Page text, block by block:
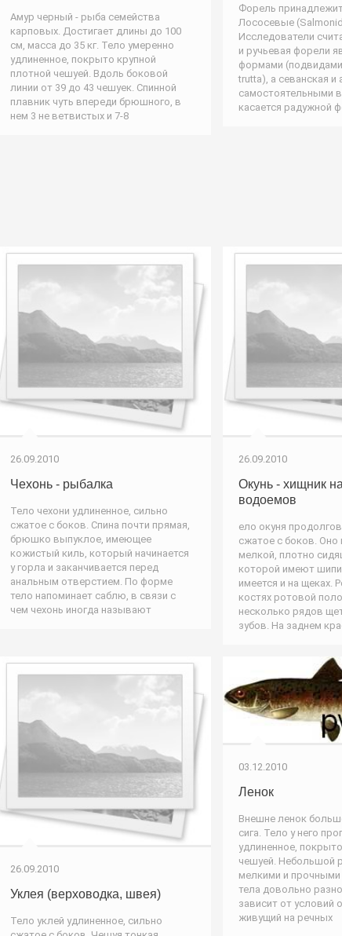
Амур черный - рыба семейства
карповых. Достигает длины до 100
см, масса до 35 кг. Тело умеренно
удлиненное, покрыто крупной
плотной чешуей. Вдоль боковой
линии от 39 до 43 чешуек. Спинной
плавник чуть впереди брюшного, в
нем 3 не ветвистых и 7-8
Форель
Лососевые
Исследователи
и ручьевая форели
формами
trutta), а севанская и
самостоятельными
касается радужной
26.09.2010
Чехонь - рыбалка
Тело чехони удлиненное, сильно
сжатое с боков. Спина почти прямая,
брюшко выпуклое, имеющее
кожистый киль, который начинается
у горла и заканчивается перед
анальным отверстием. По форме
тело напоминает саблю, в связи с
чем чехонь иногда называют
26.09.2010
Окунь - хищник
водоемов
ело окуня
сжатое с боков. Оно
мелкой, плотно
которой имеют
имеется и на щеках.
костях ротовой
несколько рядов
зубов. На заднем
26.09.2010
Уклея (верховодка, швея)
Тело уклей удлиненное, сильно
03.12.2010
Ленок
Внешне ленок
сига. Тело у него
удлиненное,
чешуей. Небольшой
мелкими и прочными
тела довольно
зависит от условий
живущий на речных